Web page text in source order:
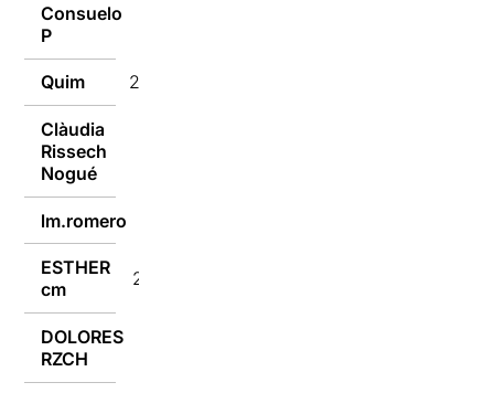
Consuelo
P
Quim 28/02/2023
Clàudia
Rissech
Nogué
lm.romero
ESTHER
cm
28/02/2023
DOLORES
RZCH